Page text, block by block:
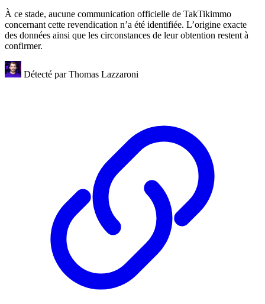
À ce stade, aucune communication officielle de TakTikimmo
concernant cette revendication n’a été identifiée. L’origine exacte
des données ainsi que les circonstances de leur obtention restent à
confirmer.
Détecté parThomas Lazzaroni